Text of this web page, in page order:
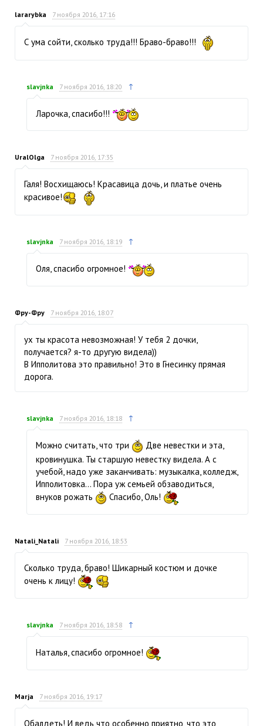
lararybka 7 ноября 2016, 17:16
С ума сойти, сколько труда!!! Браво-браво!!!
slavjnka 7 ноября 2016, 18:20 ↑
Ларочка, спасибо!!!
UralOlga 7 ноября 2016, 17:35
Галя! Восхищаюсь! Красавица дочь, и платье очень
красивое!
slavjnka 7 ноября 2016, 18:19 ↑
Оля, спасибо огромное!
Фру-Фру 7 ноября 2016, 18:07
ух ты красота невозможная! У тебя 2 дочки,
получается? я-то другую видела))
В Ипполитова это правильно! Это в Гнесинку прямая
дорога.
slavjnka 7 ноября 2016, 18:18 ↑
Можно считать, что три
Две невестки и эта,
кровинушка. Ты старшую невестку видела. А с
учебой, надо уже заканчивать: музыкалка, колледж,
Ипполитовка… Пора уж семьей обзаводиться,
внуков рожать
Спасибо, Оль!
Natali_Natali 7 ноября 2016, 18:53
Сколько труда, браво! Шикарный костюм и дочке
очень к лицу!
slavjnka 7 ноября 2016, 18:58 ↑
Наталья, спасибо огромное!
Marja 7 ноября 2016, 19:17
Обалдеть! И ведь что особенно приятно, что это